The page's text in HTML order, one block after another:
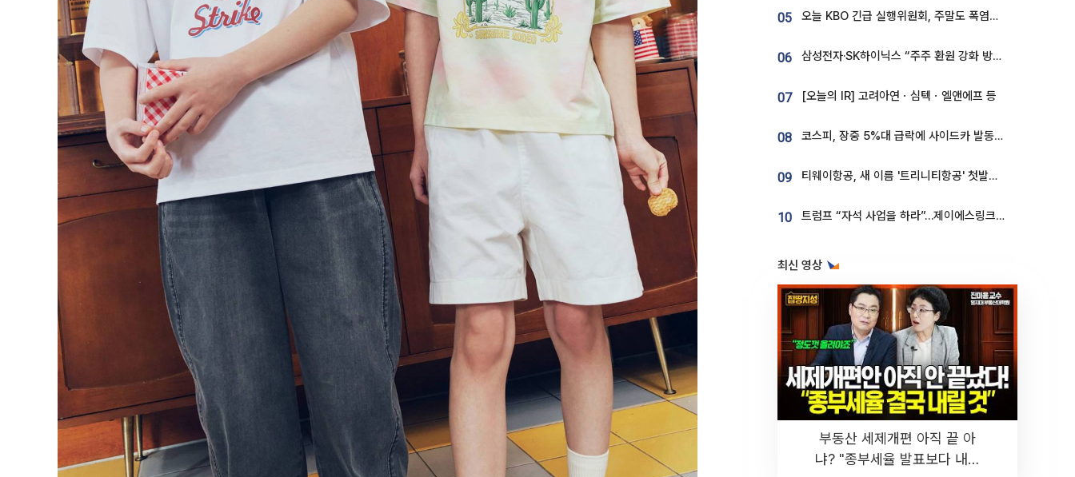
05 오늘 KBO 긴급 실행위원회, 주말도 폭염취소 될까
06 삼성전자·SK하이닉스 “주주 환원 강화 방안 마련”
07 [오늘의 IR] 고려아연ㆍ심텍ㆍ엘앤에프 등
08 코스피, 장중 5%대 급락에 사이드카 발동…삼성·SK 동반 폭락
09 티웨이항공, 새 이름 '트리니티항공' 첫발…SSC 전략 본격화
10 트럼프 “자석 사업을 하라”…제이에스링크, 비중국 영구자석 공급망 구축 속도
최신 영상
부동산 세제개편 아직 끝 아
냐? "종부세율 발표보다 내릴